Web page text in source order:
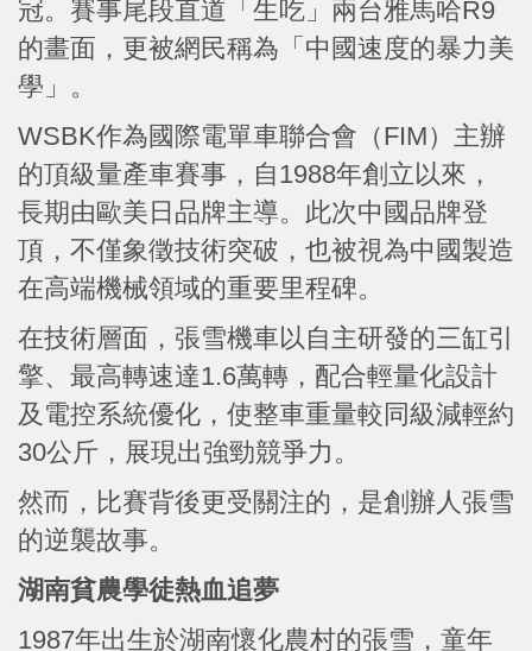
冠。賽事尾段直道「生吃」兩台雅馬哈R9
的畫面，更被網民稱為「中國速度的暴力美
學」。
WSBK作為國際電單車聯合會（FIM）主辦
的頂級量產車賽事，自1988年創立以來，
長期由歐美日品牌主導。此次中國品牌登
頂，不僅象徵技術突破，也被視為中國製造
在高端機械領域的重要里程碑。
在技術層面，張雪機車以自主研發的三缸引
擎、最高轉速達1.6萬轉，配合輕量化設計
及電控系統優化，使整車重量較同級減輕約
30公斤，展現出強勁競爭力。
然而，比賽背後更受關注的，是創辦人張雪
的逆襲故事。
湖南貧農學徒熱血追夢
1987年出生於湖南懷化農村的張雪，童年